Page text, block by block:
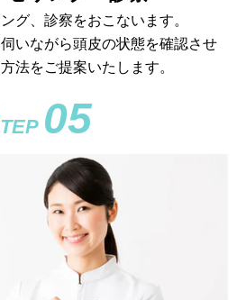
グ、診察をおこないます。
いながら頭皮の状態を確認させ
法をご提案いたします。
TEP 05